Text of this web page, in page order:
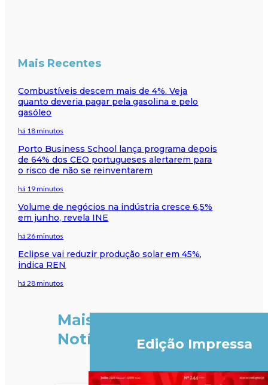
Mais Recentes
Combustíveis descem mais de 4%. Veja
quanto deveria pagar pela gasolina e pelo
gasóleo
há 18 minutos
Porto Business School lança programa depois
de 64% dos CEO portugueses alertarem para
o risco de não se reinventarem
há 19 minutos
Volume de negócios na indústria cresce 6,5%
em junho, revela INE
há 26 minutos
Eclipse vai reduzir produção solar em 45%,
indica REN
há 28 minutos
Mais
Notícias
Edição Impressa